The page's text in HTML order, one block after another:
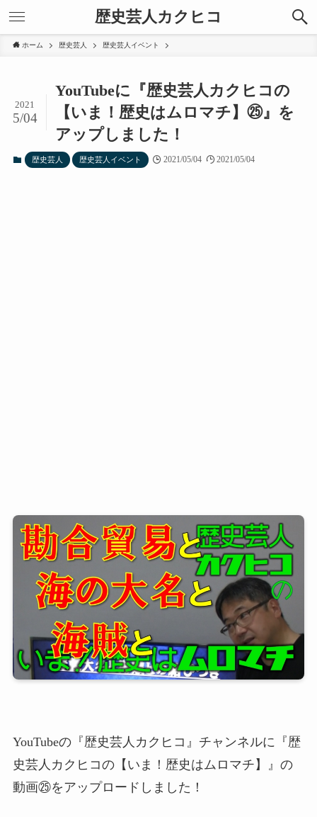
歴史芸人カクヒコ
ホーム 歴史芸人 歴史芸人イベント
YouTubeに『歴史芸人カクヒコの
【いま！歴史はムロマチ】㉕』を
アップしました！
2021
5/04
歴史芸人 歴史芸人イベント 2021/05/04 2021/05/04
YouTubeの『歴史芸人カクヒコ』チャンネルに『歴
史芸人カクヒコの【いま！歴史はムロマチ】』の
動画㉕をアップロードしました！